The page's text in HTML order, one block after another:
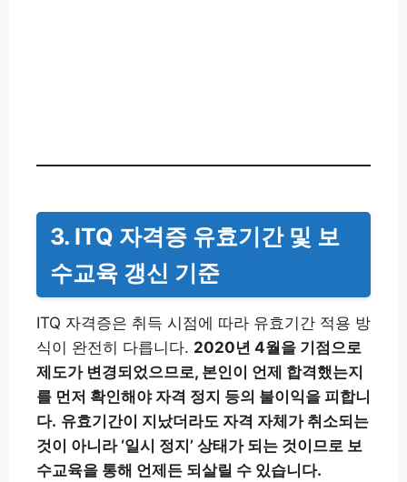
3. ITQ 자격증 유효기간 및 보
수교육 갱신 기준
ITQ 자격증은 취득 시점에 따라 유효기간 적용 방
식이 완전히 다릅니다. 2020년 4월을 기점으로
제도가 변경되었으므로, 본인이 언제 합격했는지
를 먼저 확인해야 자격 정지 등의 불이익을 피합니
다. 유효기간이 지났더라도 자격 자체가 취소되는
것이 아니라 ‘일시 정지’ 상태가 되는 것이므로 보
수교육을 통해 언제든 되살릴 수 있습니다.